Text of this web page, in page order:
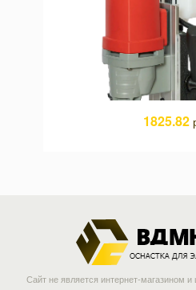
1825.82
Сайт не является интернет-магазином